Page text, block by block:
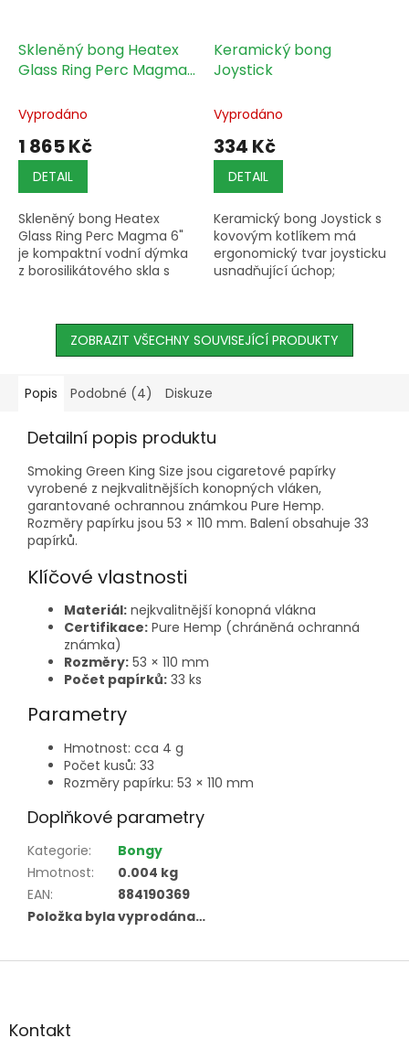
Skleněný bong Heatex
Glass Ring Perc Magma
Vyprodáno
1 865 Kč
DETAIL
Skleněný bong Heatex
Glass Ring Perc Magma 6"
je kompaktní vodní dýmka
z borosilikátového skla s
Keramický bong
Joystick
Vyprodáno
334 Kč
DETAIL
Keramický bong Joystick s
kovovým kotlíkem má
ergonomický tvar joysticku
usnadňující úchop;
ZOBRAZIT VŠECHNY SOUVISEJÍCÍ PRODUKTY
Popis Podobné (4) Diskuze
Detailní popis produktu
Smoking Green King Size jsou cigaretové papírky
vyrobené z nejkvalitnějších konopných vláken,
garantované ochrannou známkou Pure Hemp.
Rozměry papírku jsou 53 × 110 mm. Balení obsahuje 33
papírků.
Klíčové vlastnosti
Materiál: nejkvalitnější konopná vlákna
Certifikace: Pure Hemp (chráněná ochranná
známka)
Rozměry: 53 × 110 mm
Počet papírků: 33 ks
Parametry
Hmotnost: cca 4 g
Počet kusů: 33
Rozměry papírku: 53 × 110 mm
Doplňkové parametry
Kategorie:
Bongy
Hmotnost:
0.004 kg
EAN:
884190369
Položka byla vyprodána…
Z
aKontakt